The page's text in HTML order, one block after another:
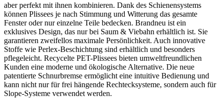
aber perfekt mit ihnen kombinieren. Dank des Schienensystems
können Plissees je nach Stimmung und Witterung das gesamte
Fenster oder nur einzelne Teile bedecken. Brandneu ist ein
exklusives Design, das nur bei Saum & Viebahn erhältlich ist. Sie
garantieren zweifellos maximale Persönlichkeit. Auch innovative
Stoffe wie Perlex-Beschichtung sind erhältlich und besonders
pflegeleicht. Recycelte PET-Plissees bieten umweltfreundlichen
Kunden eine moderne und ökologische Alternative. Die neue
patentierte Schnurbremse ermöglicht eine intuitive Bedienung und
kann nicht nur für frei hängende Rechtecksysteme, sondern auch für
Slope-Systeme verwendet werden.